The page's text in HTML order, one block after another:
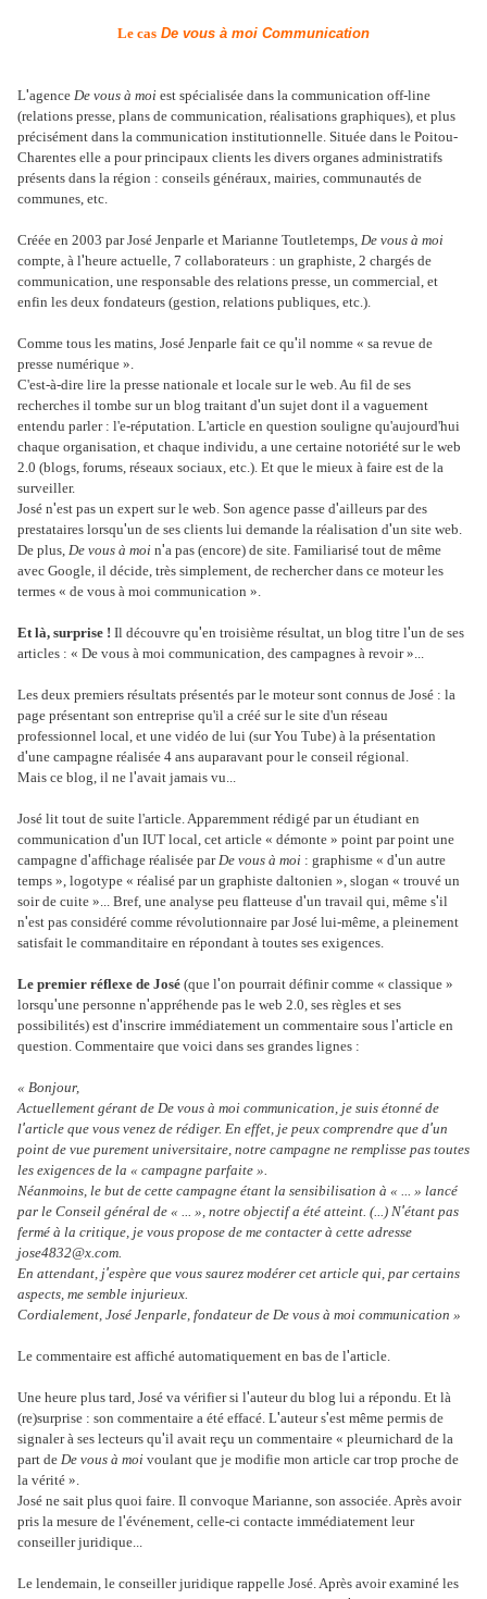
Le cas De vous à moi Communication
L'agence De vous à moi est spécialisée dans la communication off-line
(relations presse, plans de communication, réalisations graphiques), et plus
précisément dans la communication institutionnelle. Située dans le Poitou-
Charentes elle a pour principaux clients les divers organes administratifs
présents dans la région : conseils généraux, mairies, communautés de
communes, etc.
Créée en 2003 par José Jenparle et Marianne Toutletemps, De vous à moi
compte, à l'heure actuelle, 7 collaborateurs : un graphiste, 2 chargés de
communication, une responsable des relations presse, un commercial, et
enfin les deux fondateurs (gestion, relations publiques, etc.).
Comme tous les matins, José Jenparle fait ce qu'il nomme « sa revue de
presse numérique ».
C'est-à-dire lire la presse nationale et locale sur le web. Au fil de ses
recherches il tombe sur un blog traitant d'un sujet dont il a vaguement
entendu parler : l'e-réputation. L'article en question souligne qu'aujourd'hui
chaque organisation, et chaque individu, a une certaine notoriété sur le web
2.0 (blogs, forums, réseaux sociaux, etc.). Et que le mieux à faire est de la
surveiller.
José n'est pas un expert sur le web. Son agence passe d'ailleurs par des
prestataires lorsqu'un de ses clients lui demande la réalisation d'un site web.
De plus, De vous à moi n'a pas (encore) de site. Familiarisé tout de même
avec Google, il décide, très simplement, de rechercher dans ce moteur les
termes « de vous à moi communication ».
Et là, surprise ! Il découvre qu'en troisième résultat, un blog titre l'un de ses
articles : « De vous à moi communication, des campagnes à revoir »...
Les deux premiers résultats présentés par le moteur sont connus de José : la
page présentant son entreprise qu'il a créé sur le site d'un réseau
professionnel local, et une vidéo de lui (sur You Tube) à la présentation
d'une campagne réalisée 4 ans auparavant pour le conseil régional.
Mais ce blog, il ne l'avait jamais vu...
José lit tout de suite l'article. Apparemment rédigé par un étudiant en
communication d'un IUT local, cet article « démonte » point par point une
campagne d'affichage réalisée parDe vous à moi : graphisme « d'un autre
temps », logotype « réalisé par un graphiste daltonien », slogan « trouvé un
soir de cuite »... Bref, une analyse peu flatteuse d'un travail qui, même s'il
n'est pas considéré comme révolutionnaire par José lui-même, a pleinement
satisfait le commanditaire en répondant à toutes ses exigences.
Le premier réflexe de José (que l'on pourrait définir comme « classique »
lorsqu'une personne n'appréhende pas le web 2.0, ses règles et ses
possibilités) est d'inscrire immédiatement un commentaire sous l'article en
question. Commentaire que voici dans ses grandes lignes :
« Bonjour,
Actuellement gérant de De vous à moi communication, je suis étonné de
l'article que vous venez de rédiger. En effet, je peux comprendre que d'un
point de vue purement universitaire, notre campagne ne remplisse pas toutes
les exigences de la « campagne parfaite ».
Néanmoins, le but de cette campagne étant la sensibilisation à « ... » lancé
par le Conseil général de « ... », notre objectif a été atteint. (...) N'étant pas
fermé à la critique, je vous propose de me contacter à cette adresse
jose4832@x.com.
En attendant, j'espère que vous saurez modérer cet article qui, par certains
aspects, me semble injurieux.
Cordialement, José Jenparle, fondateur de De vous à moi communication »
Le commentaire est affiché automatiquement en bas de l'article.
Une heure plus tard, José va vérifier si l'auteur du blog lui a répondu. Et là
(re)surprise : son commentaire a été effacé. L'auteur s'est même permis de
signaler à ses lecteurs qu'il avait reçu un commentaire « pleurnichard de la
part de De vous à moi voulant que je modifie mon article car trop proche de
la vérité ».
José ne sait plus quoi faire. Il convoque Marianne, son associée. Après avoir
pris la mesure de l'événement, celle-ci contacte immédiatement leur
conseiller juridique...
Le lendemain, le conseiller juridique rappelle José. Après avoir examiné les